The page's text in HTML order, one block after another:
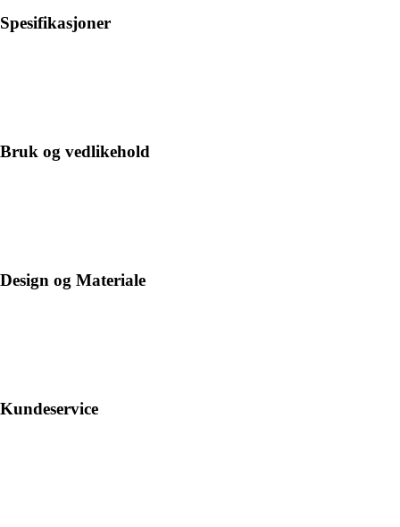
Spesifikasjoner
Bruk og vedlikehold
Design og Materiale
Kundeservice